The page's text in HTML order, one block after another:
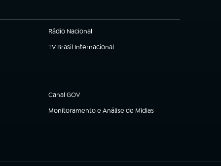
Rádio Nacional
TV Brasil Internacional
(abre em nova aba)
Canal GOV
(abre em nova aba)
Monitoramento e Análise de Mídias
(abre em nova aba)